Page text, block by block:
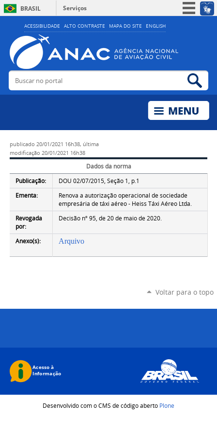
ACESSIBILIDADE ALTO CONTRASTE MAPA DO SITE ENGLISH
BRASIL
Serviços
Simplifique!
Acesso à informação
Legislação
Buscar no portal
publicado 20/01/2021 16h38, última
modificação 20/01/2021 16h38
Dados da norma
Publicação:
DOU 02/07/2015, Seção 1, p.1
Ementa:
Renova a autorização operacional de sociedade
empresária de táxi aéreo - Heiss Táxi Aéreo Ltda.
Revogada
por:
Decisão nº 95, de 20 de maio de 2020.
Anexo(s): Arquivo
Voltar para o topo
Desenvolvido com o CMS de código aberto Plone